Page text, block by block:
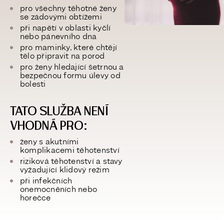
pro všechny těhotné ženy
se zádovými obtížemi
při napětí v oblasti kyčlí
nebo pánevního dna
pro maminky, které chtějí
tělo připravit na porod
pro ženy hledající šetrnou a
bezpečnou formu úlevy od
bolesti
TATO SLUŽBA NENÍ
VHODNÁ PRO:
ženy s akutními
komplikacemi těhotenství
riziková těhotenství a stavy
vyžadující klidový režim
při infekčních
onemocněních nebo
horečce